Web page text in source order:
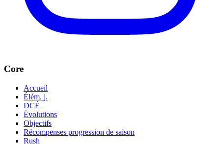
Core
Accueil
Élém. j.
DCÉ
Évolutions
Objectifs
Récompenses progression de saison
Rush